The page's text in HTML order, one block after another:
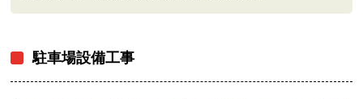
駐車場設備工事